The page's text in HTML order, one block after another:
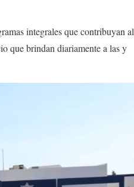
integrales que contribuyan al
que brindan diariamente a las y